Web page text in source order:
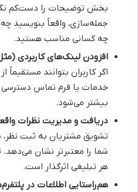
بخش توضیحات را دست‌کم
جمله‌سازی، واقعاً بنویسید
چه کسانی مناسب هستید.
افزودن لینک‌های کاربردی
اگر کاربران بتوانند
خدمات یا فرم تماس دسترسی
بیشتر می‌شود.
دریافت و مدیریت نظرات
تشویق مشتریان به ثبت نظر،
شما را معتبرتر نشان می‌دهد.
هر تبلیغی اثرگذار است.
هم‌راستایی اطلاعات در